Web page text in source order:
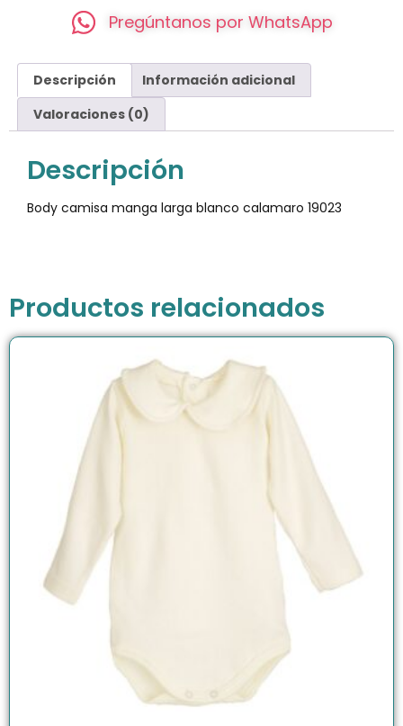
Pregúntanos por WhatsApp
Descripción
Información adicional
Valoraciones (0)
Descripción
Body camisa manga larga blanco calamaro 19023
Productos relacionados